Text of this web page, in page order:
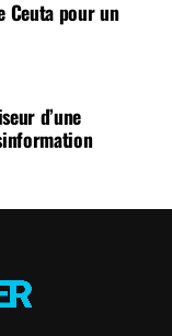
Ceuta pour un
d’une